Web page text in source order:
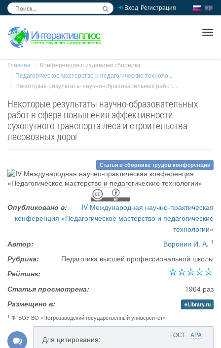
Вход Регистрация
Главная
Конференция с изданием сборника
Педагогическое мастерство и педагогические техноло...
Некоторые результаты научно-образовательных работ...
Некоторые результаты научно-образовательных
работ в сфере повышения эффективности
сухопутного транспорта леса и строительства
лесовозных дорог
Статья в сборнике трудов конференции
Опубликовано в:
IV Международная научно-практическая
конференция «Педагогическое мастерство и педагогические
технологии»
Автор:
Воронин И. А. 1
Рубрика:
Педагогика высшей профессиональной школы
Рейтинг:
Статья просмотрена:
1964 раз
Размещено в:
eLibrary.ru
1 ФГБOУ ВО «Петрозаводский государственный университет»
ГОСТ APA
Для цитирования: